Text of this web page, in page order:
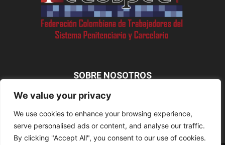
We value your privacy
We use cookies to enhance your browsing experience,
serve personalised ads or content, and analyse our traffic.
By clicking "Accept All", you consent to our use of cookies.
SOBRE NOSOTROS
SÍGUENOS